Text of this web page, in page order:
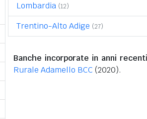
Lombardia (12)
Trentino-Alto Adige (27)
Banche incorporate in anni recenti
Rurale Adamello BCC (2020).